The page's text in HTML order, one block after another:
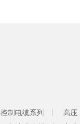
控制电缆系列
高压